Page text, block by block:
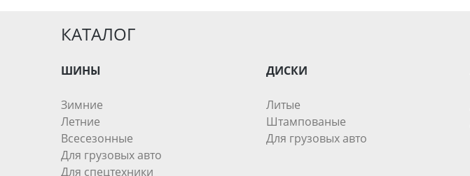
КАТАЛОГ
ШИНЫ
Зимние
Летние
Всесезонные
Для грузовых авто
Для спецтехники
ДИСКИ
Литые
Штампованые
Для грузовых авто